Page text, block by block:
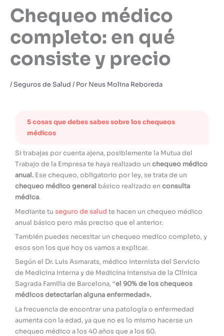
Chequeo médico
completo: en qué
consiste y precio
/Seguros de Salud / Por Neus Molina Reboreda
5 cosas que debes sabes sobre los chequeos
médicos
Si trabajas por cuenta ajena, posiblemente la Mutua del
Trabajo de la Empresa te haya realizado un chequeo médico
anual. Ese chequeo, obligatorio por ley, se trata de un
chequeo médicogeneral básico realizado en consulta
médica.
Mediante tu seguro de salud te hacen un chequeo médico
anual básico pero más preciso que el anterior.
También puedes necesitar un chequeo medico completo, y
esos son los que hoy os vamos a explicar.
Según el Dr. Luis Asmarats, médico internista del Servicio
de Medicina Interna y de Medicina Intensiva de la Clínica
Sagrada Familia de Barcelona, “el 90% de los chequeos
médicos detectarían alguna enfermedad».
La frecuencia de encontrar una patología o enfermedad
aumenta con la edad, ya que no es lo mismo hacerse un
chequeo médico a los 40 años que a los 60.